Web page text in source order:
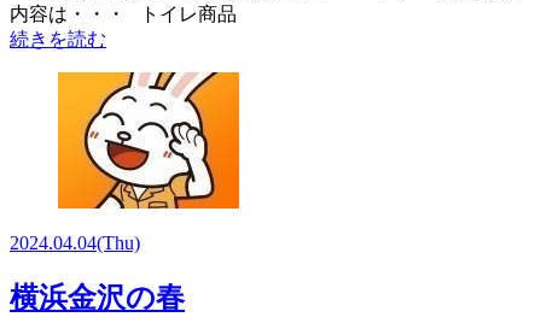
内容は・・・ トイレ商品
続きを読む
2024.04.04(Thu)
横浜金沢の春